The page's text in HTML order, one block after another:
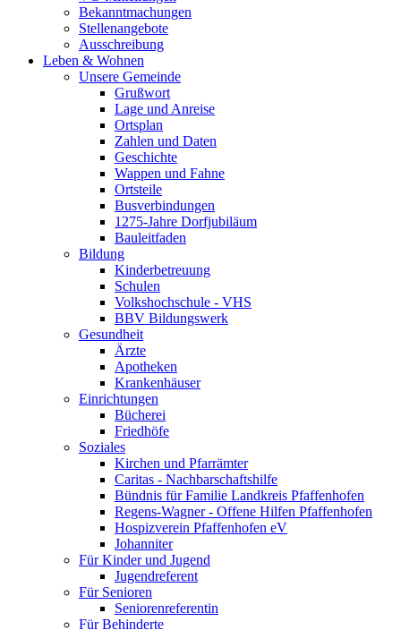
Bekanntmachungen
Stellenangebote
Ausschreibung
Leben & Wohnen
Unsere Gemeinde
Grußwort
Lage und Anreise
Ortsplan
Zahlen und Daten
Geschichte
Wappen und Fahne
Ortsteile
Busverbindungen
1275-Jahre Dorfjubiläum
Bauleitfaden
Bildung
Kinderbetreuung
Schulen
Volkshochschule - VHS
BBV Bildungswerk
Gesundheit
Ärzte
Apotheken
Krankenhäuser
Einrichtungen
Bücherei
Friedhöfe
Soziales
Kirchen und Pfarrämter
Caritas - Nachbarschaftshilfe
Bündnis für Familie Landkreis Pfaffenhofen
Regens-Wagner - Offene Hilfen Pfaffenhofen
Hospizverein Pfaffenhofen eV
Johanniter
Für Kinder und Jugend
Jugendreferent
Für Senioren
Seniorenreferentin
Für Behinderte